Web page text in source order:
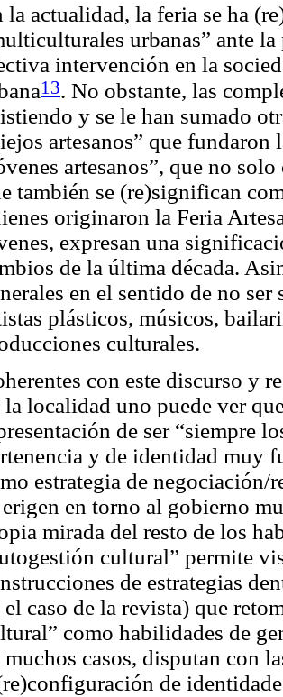
la actualidad, la feria se ha
urbanas” ante
intervención en la
13. No obstante, las
y se le han sumado
artesanos” que fundaron
artesanos”, que no
también se (re)significan
originaron la Feria
expresan una
de la última década.
en el sentido de no
plásticos, músicos,
culturales.
con este discurso y
la localidad uno puede ver
de ser “siempre
y de identidad muy
estrategia de negociación/
erigen en torno al gobierno
mirada del resto de los
cultural” permite
de estrategias
el caso de la revista) que
como habilidades de
muchos casos, disputan con
de